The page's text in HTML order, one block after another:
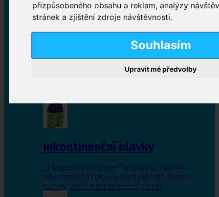
přizpůsobeného obsahu a reklam, analýzy
stránek a zjištění zdroje návštěvnosti.
Souhlasím
Upravit mé předvolby
Plenkové kalhotky navlékací,Plenkové kalhotky
zalepovací,Inkontinenční kalhotky dámské
Inkontinenční vložky
Inkontinenční plavky
Chlapecké inkontinenční plavky, Pánské
inkontinenční plavky, Dámské inkontinenční
plavky, Dívčí inkontinenční plavky